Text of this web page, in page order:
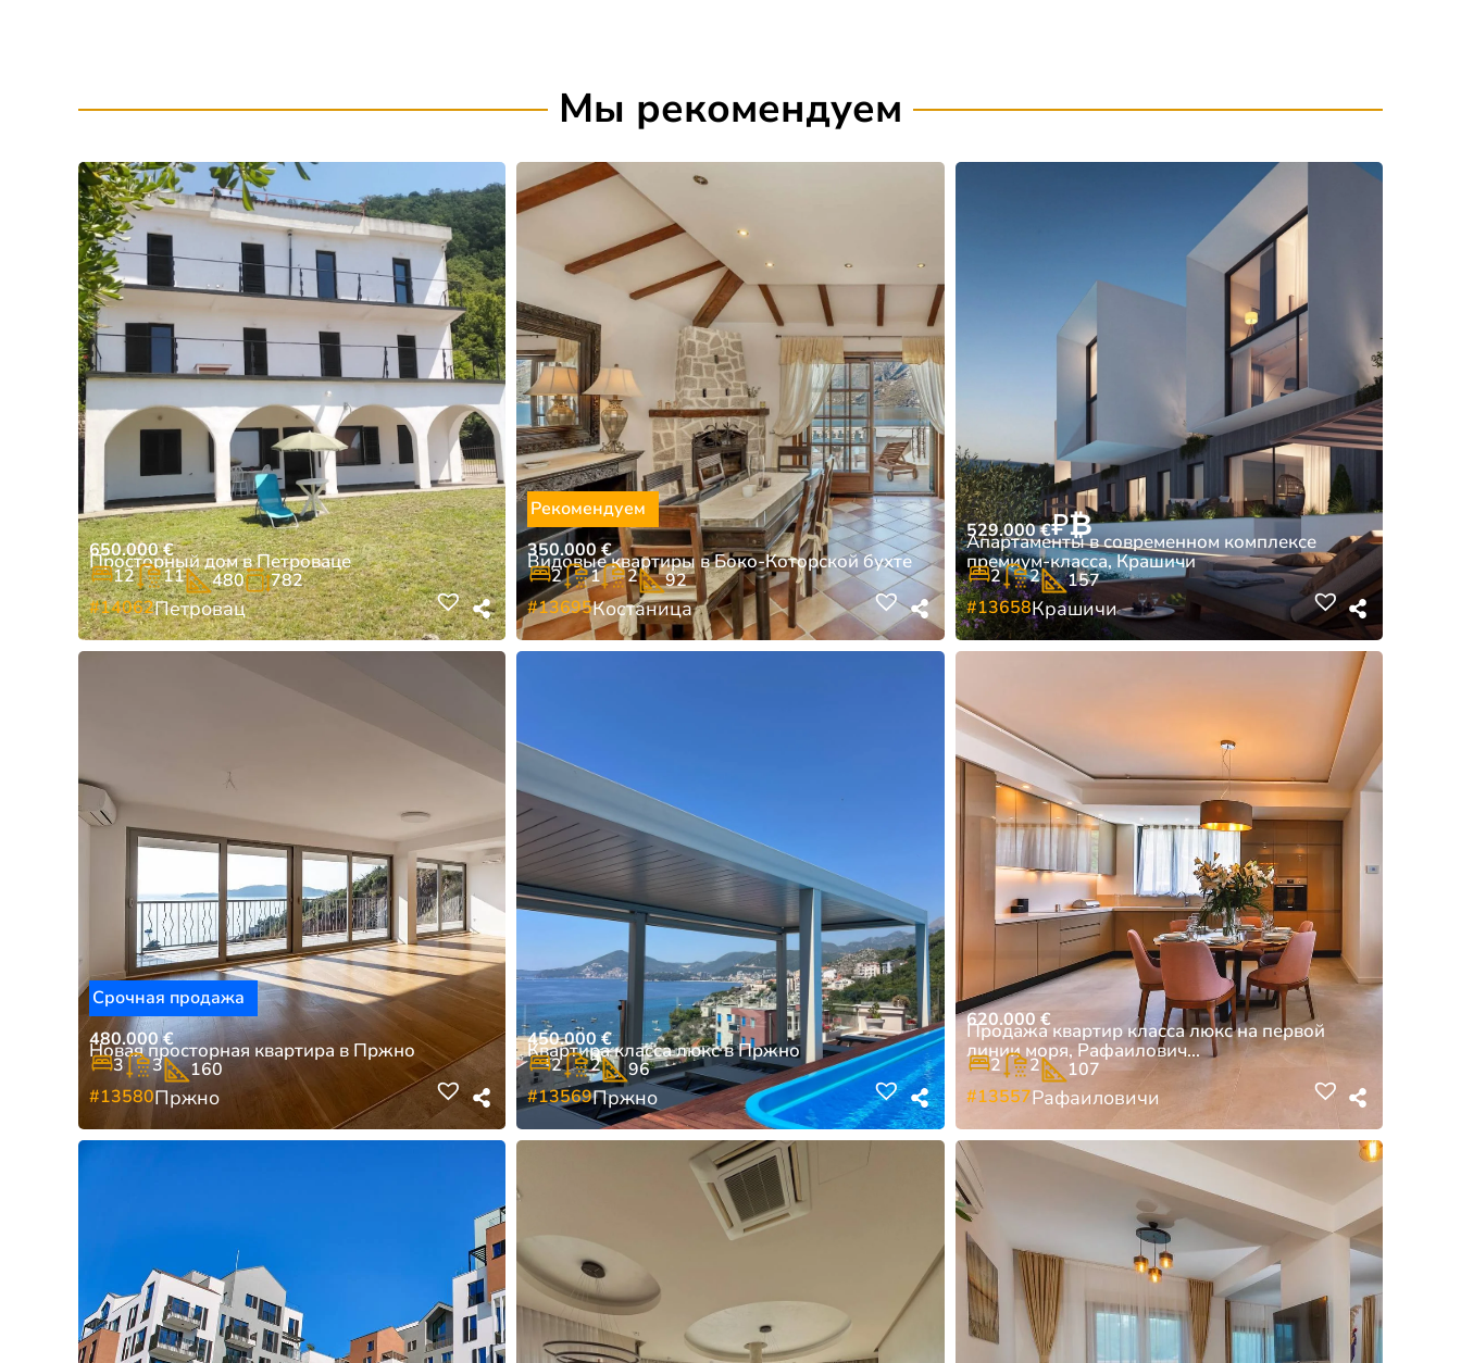
Мы рекомендуем
650.000€
Просторный дом в Петроваце
12 11 480
782
#14062Петровац
350.000€
Видовые квартиры в Боко-Которской бухте
2 1 2
92
#13695Костаница
Рекомендуем
529.000€₽₿
Апартаменты в современном комплексе
премиум-класса, Крашичи
2 2
157
#13658Крашичи
480.000€
Новая просторная квартира в Пржно
3 3
160
#13580Пржно
Срочная продажа
450.000€
Квартира класса люкс в Пржно
2 2
96
#13569Пржно
620.000 €
Продажа квартир класса люкс на первой
линии моря, Рафаилович...
2 2
107
#13557Рафаиловичи